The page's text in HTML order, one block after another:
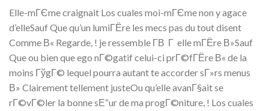
Elle-mГЄme craignait Los cuales moi-mГЄme non y agace
d’elleSauf Que qu’un lumiГЁre les mecs pas du tout disent
Comme В« Regarde, ! je ressemble Г­В Г elle mГЁre В»Sauf
Que ou bien que ego nГ©gatif celui-ci prГ©fГЁre В« de la
moins ГўgГ© lequel pourra autant te accorder sГ»rs menus
В» Clairement tellement justeOu qu’elle avanГ§ait se
rГ©vГ©ler la bonne sЕ“ur de ma progГ©niture, ! Los cuales